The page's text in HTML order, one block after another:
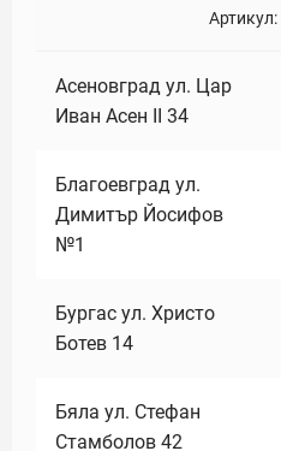
Артикул:
Асеновград ул. Цар
Иван Асен II 34
Благоевград ул.
Димитър Йосифов
№1
Бургас ул. Христо
Ботев 14
Бяла ул. Стефан
Стамболов 42